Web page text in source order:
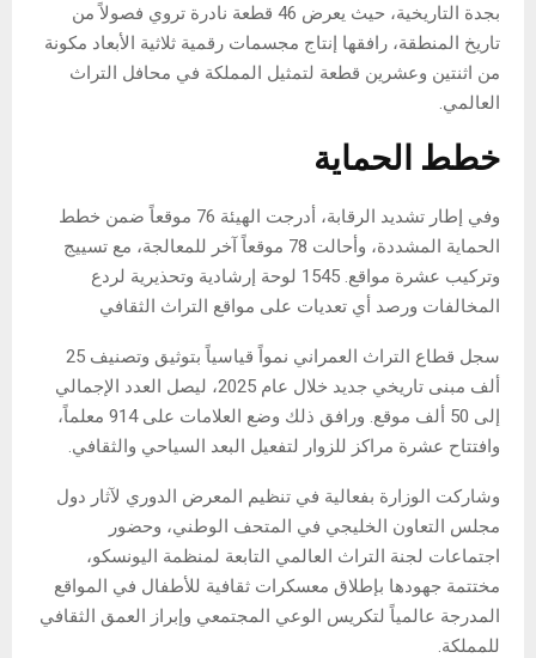
بجدة التاريخية، حيث يعرض 46 قطعة نادرة تروي فصولاً من
تاريخ المنطقة، رافقها إنتاج مجسمات رقمية ثلاثية الأبعاد مكونة
من اثنتين وعشرين قطعة لتمثيل المملكة في محافل التراث
العالمي.
خطط الحماية
وفي إطار تشديد الرقابة، أدرجت الهيئة 76 موقعاً ضمن خطط
الحماية المشددة، وأحالت 78 موقعاً آخر للمعالجة، مع تسييج
وتركيب عشرة مواقع. 1545 لوحة إرشادية وتحذيرية لردع
المخالفات ورصد أي تعديات على مواقع التراث الثقافي
سجل قطاع التراث العمراني نمواً قياسياً بتوثيق وتصنيف 25
ألف مبنى تاريخي جديد خلال عام 2025، ليصل العدد الإجمالي
إلى 50 ألف موقع. ورافق ذلك وضع العلامات على 914 معلماً،
وافتتاح عشرة مراكز للزوار لتفعيل البعد السياحي والثقافي.
وشاركت الوزارة بفعالية في تنظيم المعرض الدوري لآثار دول
مجلس التعاون الخليجي في المتحف الوطني، وحضور
اجتماعات لجنة التراث العالمي التابعة لمنظمة اليونسكو،
مختتمة جهودها بإطلاق معسكرات ثقافية للأطفال في المواقع
المدرجة عالمياً لتكريس الوعي المجتمعي وإبراز العمق الثقافي
للمملكة.